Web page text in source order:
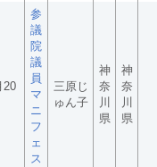
20
参
議
院
議
員
マ
ニ
フ
ェ
ス
三原じ
ゅん子
神
奈
川
県
神
奈
川
県